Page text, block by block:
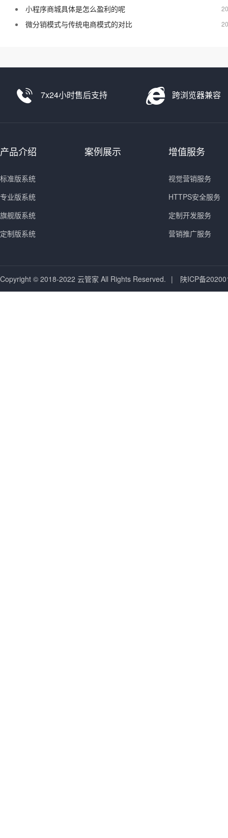
小程序商城具体是怎么盈利的呢
微分销模式与传统电商模式的对比
7x24小时售后支持 跨浏览器兼容
产品介绍
标准版系统
专业版系统
旗舰版系统
定制版系统
案例展示 增值服务
视觉营销服务
HTTPS安全服务
定制开发服务
营销推广服务
Copyright © 2018-2022 云管家 All Rights Reserved. | 陕ICP备